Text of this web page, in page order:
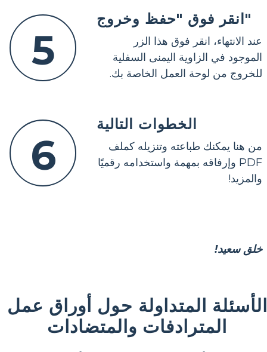
5
انقر فوق "حفظ وخروج"
عند الانتهاء، انقر فوق هذا الزر
الموجود في الزاوية اليمنى السفلية
للخروج من لوحة العمل الخاصة بك.
6
الخطوات التالية
من هنا يمكنك طباعته وتنزيله كملف
PDF وإرفاقه بمهمة واستخدامه رقميًا
والمزيد!
خلق سعيد!
الأسئلة المتداولة حول أوراق عمل
المترادفات والمتضادات